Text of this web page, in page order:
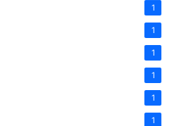
1
1
1
1
1
1